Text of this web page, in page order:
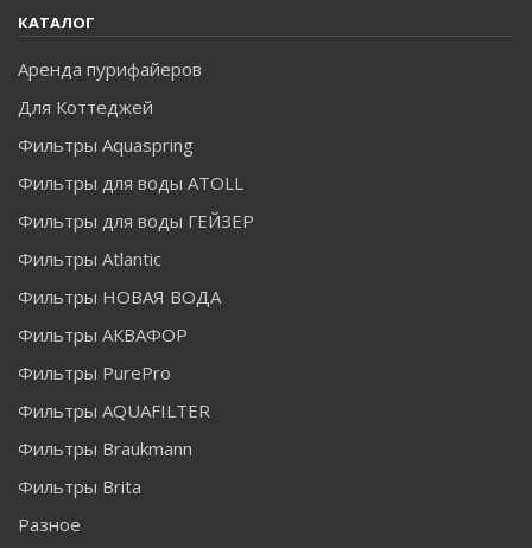
КАТАЛОГ
Аренда пурифайеров
Для Коттеджей
Фильтры Aquaspring
Фильтры для воды ATOLL
Фильтры для воды ГЕЙЗЕР
Фильтры Atlantic
Фильтры НОВАЯ ВОДА
Фильтры АКВАФОР
Фильтры PurePro
Фильтры AQUAFILTER
Фильтры Braukmann
Фильтры Brita
Разное